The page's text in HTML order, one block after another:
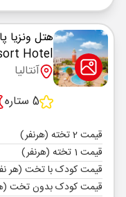
هتل ونزیا
Hotel
آنتالیا
5 ستاره
قیمت 2 تخته (هرنفر)
قیمت 1 تخته (هرنفر)
قیمت کودک با تخت (هر
قیمت کودک بدون تخت